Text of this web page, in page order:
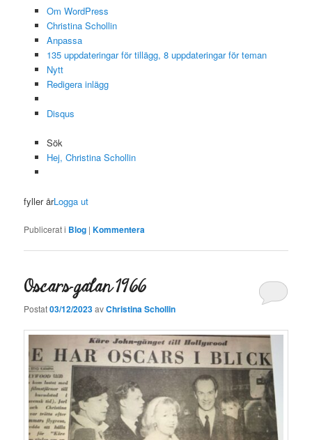
Om WordPress
Christina Schollin
Anpassa
135 uppdateringar för tillägg, 8 uppdateringar för teman
Nytt
Redigera inlägg
Disqus
Sök
Hej, Christina Schollin
fyller årLogga ut
Publicerat i Blog |Kommentera
Oscars-galan 1966
Postat03/12/2023avChristina Schollin